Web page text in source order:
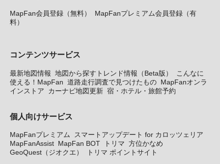
MapFan会員登録（無料）
MapFanプレミアム会員登録（有
料）
コンテンツサービス
最新地図情報 地図から探すトレンド情報（Beta版）
こんなに
使える！MapFan 道路走行調査で見つけたもの MapFanオンラ
インストア
カーナビ地図更新 宿・ホテル・旅館予約
個人向けサービス
MapFanプレミアム
スマートアップデート for カロッツェリア
MapFanAssist MapFan BOT トリマ 方位かなめ
GeoQuest（ジオクエ）
トリマ ポイントサイト